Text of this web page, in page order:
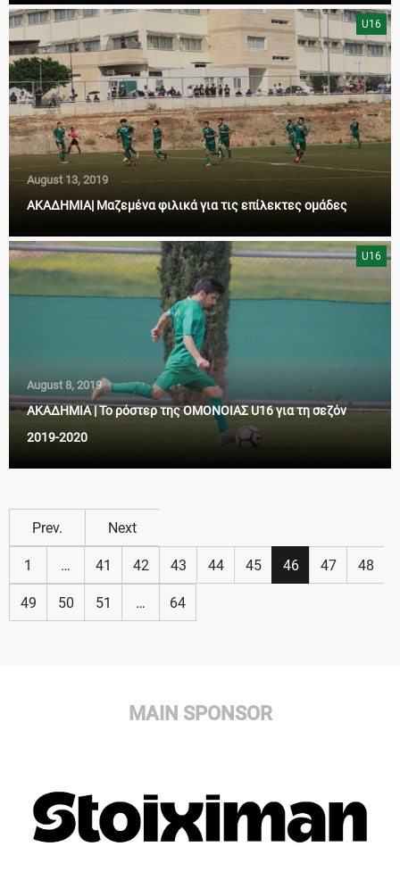
U16
August 13, 2019
ΑΚΑΔΗΜΙΑ| Μαζεμένα φιλικά για τις επίλεκτες ομάδες
U16
August 8, 2019
ΑΚΑΔΗΜΙΑ | Το ρόστερ της ΟΜΟΝΟΙΑΣ U16 για τη σεζόν
2019-2020
Prev. Next
1 … 41 42 43 44 45 46 47 48
49 50 51 … 64
MAIN SPONSOR